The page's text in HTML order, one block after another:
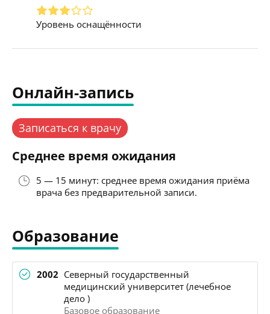
Уровень оснащённости
Онлайн-запись
Записаться к врачу
Среднее время ожидания
5 — 15 минут: среднее время ожидания приёма
врача без предварительной записи.
Образование
2002 Северный государственный
медицинский университет (лечебное
дело )
Базовое образование